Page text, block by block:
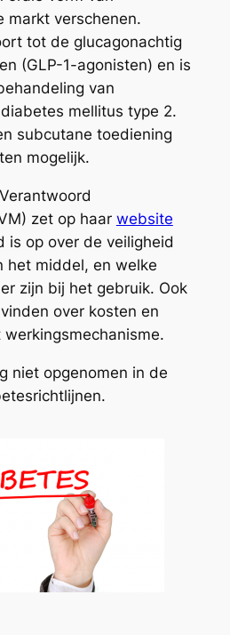
markt verschenen.
tot de glucagonachtig
(GLP-1-agonisten) en is
van
mellitus type 2.
subcutane toediening
mogelijk.
zet op haar website
is op over de veiligheid
het middel, en welke
zijn bij het gebruik. Ook
over kosten en
niet opgenomen in de